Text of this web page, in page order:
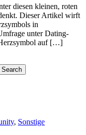
diesen kleinen, roten
Dieser Artikel wirft
in
unter Dating-
auf […]
Search
, Sonstige